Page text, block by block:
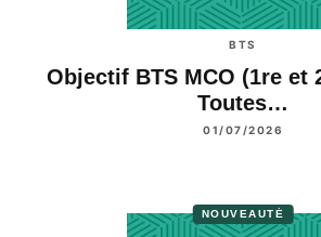
BTS
Objectif BTS MCO (1re et
Toutes…
01/07/2026
NOUVEAUTÉ